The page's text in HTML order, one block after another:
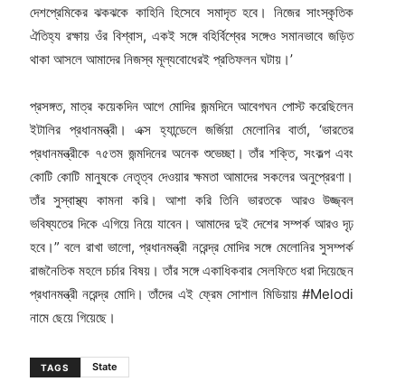
দেশপ্রেমিকের ঝকঝকে কাহিনি হিসেবে সমাদৃত হবে। নিজের সাংস্কৃতিক
ঐতিহ্য রক্ষায় ওঁর বিশ্বাস, একই সঙ্গে বহির্বিশ্বের সঙ্গেও সমানভাবে জড়িত
থাকা আসলে আমাদের নিজস্ব মূল্যবোধেরই প্রতিফলন ঘটায়।’
প্রসঙ্গত, মাত্র কয়েকদিন আগে মোদির জন্মদিনে আবেগঘন পোস্ট করেছিলেন
ইটালির প্রধানমন্ত্রী। এক্স হ্যান্ডেলে জর্জিয়া মেলোনির বার্তা, ‘ভারতের
প্রধানমন্ত্রীকে ৭৫তম জন্মদিনের অনেক শুভেচ্ছা। তাঁর শক্তি, সংকল্প এবং
কোটি কোটি মানুষকে নেতৃত্ব দেওয়ার ক্ষমতা আমাদের সকলের অনুপ্রেরণা।
তাঁর সুস্বাস্থ্য কামনা করি। আশা করি তিনি ভার‍তকে আরও উজ্জ্বল
ভবিষ্যতের দিকে এগিয়ে নিয়ে যাবেন। আমাদের দুই দেশের সম্পর্ক আরও দৃঢ়
হবে।” বলে রাখা ভালো, প্রধানমন্ত্রী নরেন্দ্র মোদির সঙ্গে মেলোনির সুসম্পর্ক
রাজনৈতিক মহলে চর্চার বিষয়। তাঁর সঙ্গে একাধিকবার সেলফিতে ধরা দিয়েছেন
প্রধানমন্ত্রী নরেন্দ্র মোদি। তাঁদের এই ফ্রেম সোশাল মিডিয়ায় #Melodi
নামে ছেয়ে গিয়েছে।
TAGS State